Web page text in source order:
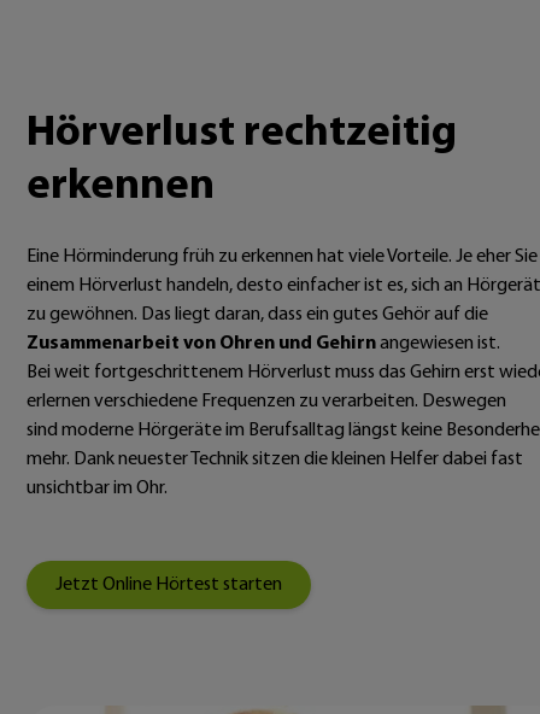
Hörverlust rechtzeitig
erkennen
Eine Hörminderung früh zu erkennen hat viele Vorteile. Je eher
einem Hörverlust handeln, desto einfacher ist es, sich an
zu gewöhnen. Das liegt daran, dass ein gutes Gehör auf die
Zusammenarbeit von Ohren und Gehirnangewiesen ist.
Bei weit fortgeschrittenem Hörverlust muss das Gehirn erst
erlernen verschiedene Frequenzen zu verarbeiten. Deswegen
sind moderne Hörgeräte im Berufsalltag längst keine
mehr. Dank neuester Technik sitzen die kleinen Helfer dabei fast
unsichtbar im Ohr.
Jetzt Online Hörtest starten